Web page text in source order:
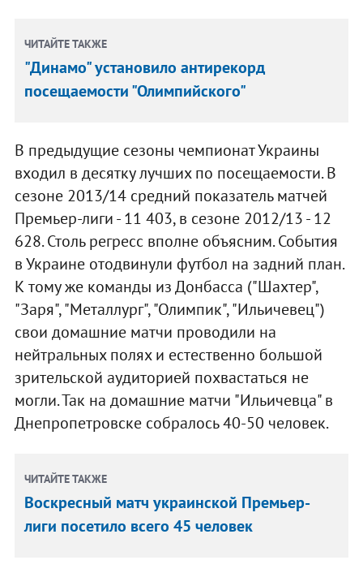
ЧИТАЙТЕ ТАКЖЕ
"Динамо" установило антирекорд
посещаемости "Олимпийского"
В предыдущие сезоны чемпионат Украины
входил в десятку лучших по посещаемости. В
сезоне 2013/14 средний показатель матчей
Премьер-лиги - 11 403, в сезоне 2012/13 - 12
628. Столь регресс вполне объясним. События
в Украине отодвинули футбол на задний план.
К тому же команды из Донбасса ("Шахтер",
"Заря", "Металлург", "Олимпик", "Ильичевец")
свои домашние матчи проводили на
нейтральных полях и естественно большой
зрительской аудиторией похвастаться не
могли. Так на домашние матчи "Ильичевца" в
Днепропетровске собралось 40-50 человек.
ЧИТАЙТЕ ТАКЖЕ
Воскресный матч украинской Премьер-
лиги посетило всего 45 человек